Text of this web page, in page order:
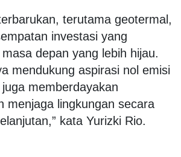
terutama geotermal,
investasi yang
depan yang lebih hijau.
mendukung aspirasi nol emisi
memberdayakan
menjaga lingkungan secara
kata Yurizki Rio.